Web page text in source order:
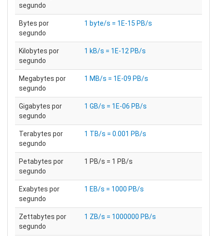
segundo
Bytes por
segundo
1 byte/s = 1E-15 PB/s
Kilobytes por
segundo
1 kB/s = 1E-12 PB/s
Megabytes por
segundo
1 MB/s = 1E-09 PB/s
Gigabytes por
segundo
1 GB/s = 1E-06 PB/s
Terabytes por
segundo
1 TB/s = 0.001 PB/s
Petabytes por
segundo
1 PB/s = 1 PB/s
Exabytes por
segundo
1 EB/s = 1000 PB/s
Zettabytes por
segundo
1 ZB/s = 1000000 PB/s